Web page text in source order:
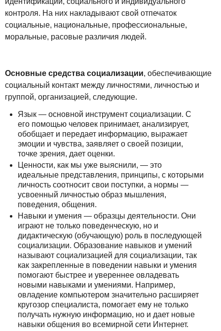
контроля. На них накладывают свой отпечаток
социальные, национальные, профессиональные,
моральные, расовые различия людей.
Основные средства социализации, обеспечивающие
социальный контакт между личностями, личностью и
группой, организацией, следующие.
Язык — основной инструмент социализации. С
его помощью человек принимает, анализирует,
обобщает и передает информацию, выражает
эмоции и чувства, заявляет о своей позиции,
точке зрения, дает оценки.
Ценности, как мы уже выяснили, — это
идеальные представления, принципы, с которыми
личность соотносит свои поступки, а нормы —
усвоенный личностью образ мышления,
поведения, общения.
Навыки и умения — образцы деятельности. Они
играют не только поведенческую, но и
дидактическую (обучающую) роль в последующей
социализации. Образование навыков и умений
называют социализацией для социализации, так
как закрепленные в поведении навыки и умения
помогают быстрее и увереннее овладевать
новыми навыками и умениями. Например,
овладение компьютером значительно расширяет
кругозор специалиста, помогает ему не только
получать нужную информацию, но и дает новые
навыки общения во всемирной сети Интернет.